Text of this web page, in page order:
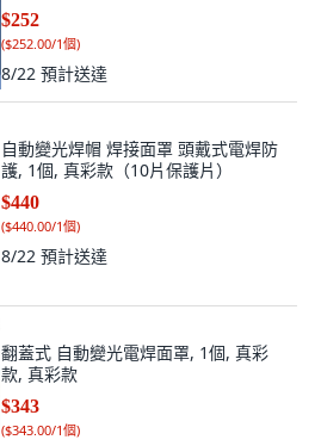
$252
($252.00/1個)
8/22 預計送達
自動變光焊帽 焊接面罩 頭戴式電焊防
護, 1個, 真彩款（10片保護片）
$440
($440.00/1個)
8/22 預計送達
翻蓋式 自動變光電焊面罩, 1個, 真彩
款, 真彩款
$343
($343.00/1個)